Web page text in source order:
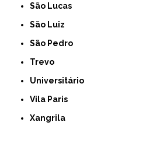
São Lucas
São Luiz
São Pedro
Trevo
Universitário
Vila Paris
Xangrila